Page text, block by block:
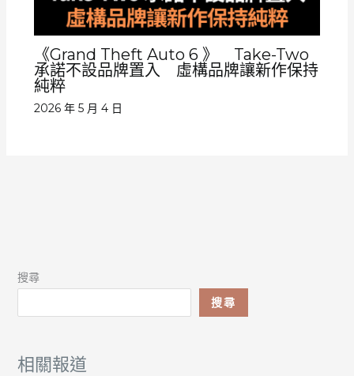
《Grand Theft Auto 6 》 Take-Two
承諾不設品牌置入 虛構品牌讓新作保持
純粹
2026 年 5 月 4 日
搜尋
搜尋
相關報道